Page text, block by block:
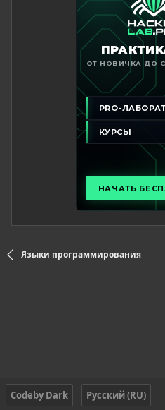
Языки программирования
Codeby Dark
Русский (RU)